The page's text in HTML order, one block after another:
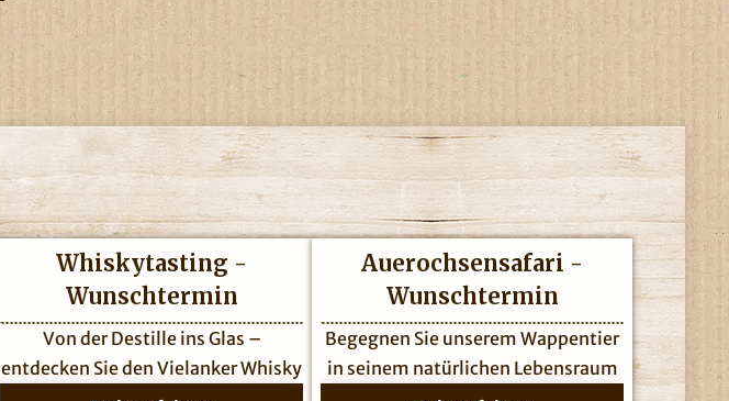
Whiskytasting -
Wunschtermin
Von der Destille ins Glas –
entdecken Sie den Vielanker Whisky
Auerochsensafari -
Wunschtermin
Begegnen Sie unserem Wappentier
in seinem natürlichen Lebensraum